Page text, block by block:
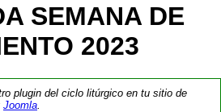
SEMANA DE
2023
plugin del ciclo litúrgico en tu sitio de
Joomla.